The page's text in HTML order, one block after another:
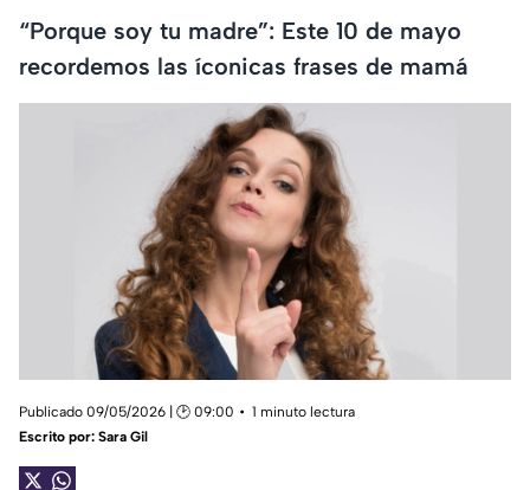
“Porque soy tu madre”: Este 10 de mayo
recordemos las íconicas frases de mamá
Publicado 09/05/2026 | 🕑 09:00
1 minuto lectura
Escrito por: Sara Gil